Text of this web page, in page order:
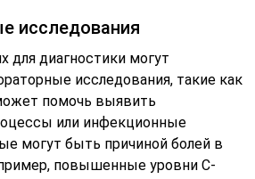
исследования
для диагностики могут
исследования, такие как
помочь выявить
или инфекционные
могут быть причиной болей в
повышенные уровни С-